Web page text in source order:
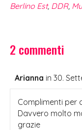
Berlino Est, DDR,
2 commenti
Arianna in 30.
Complimenti per
Davvero molto
grazie